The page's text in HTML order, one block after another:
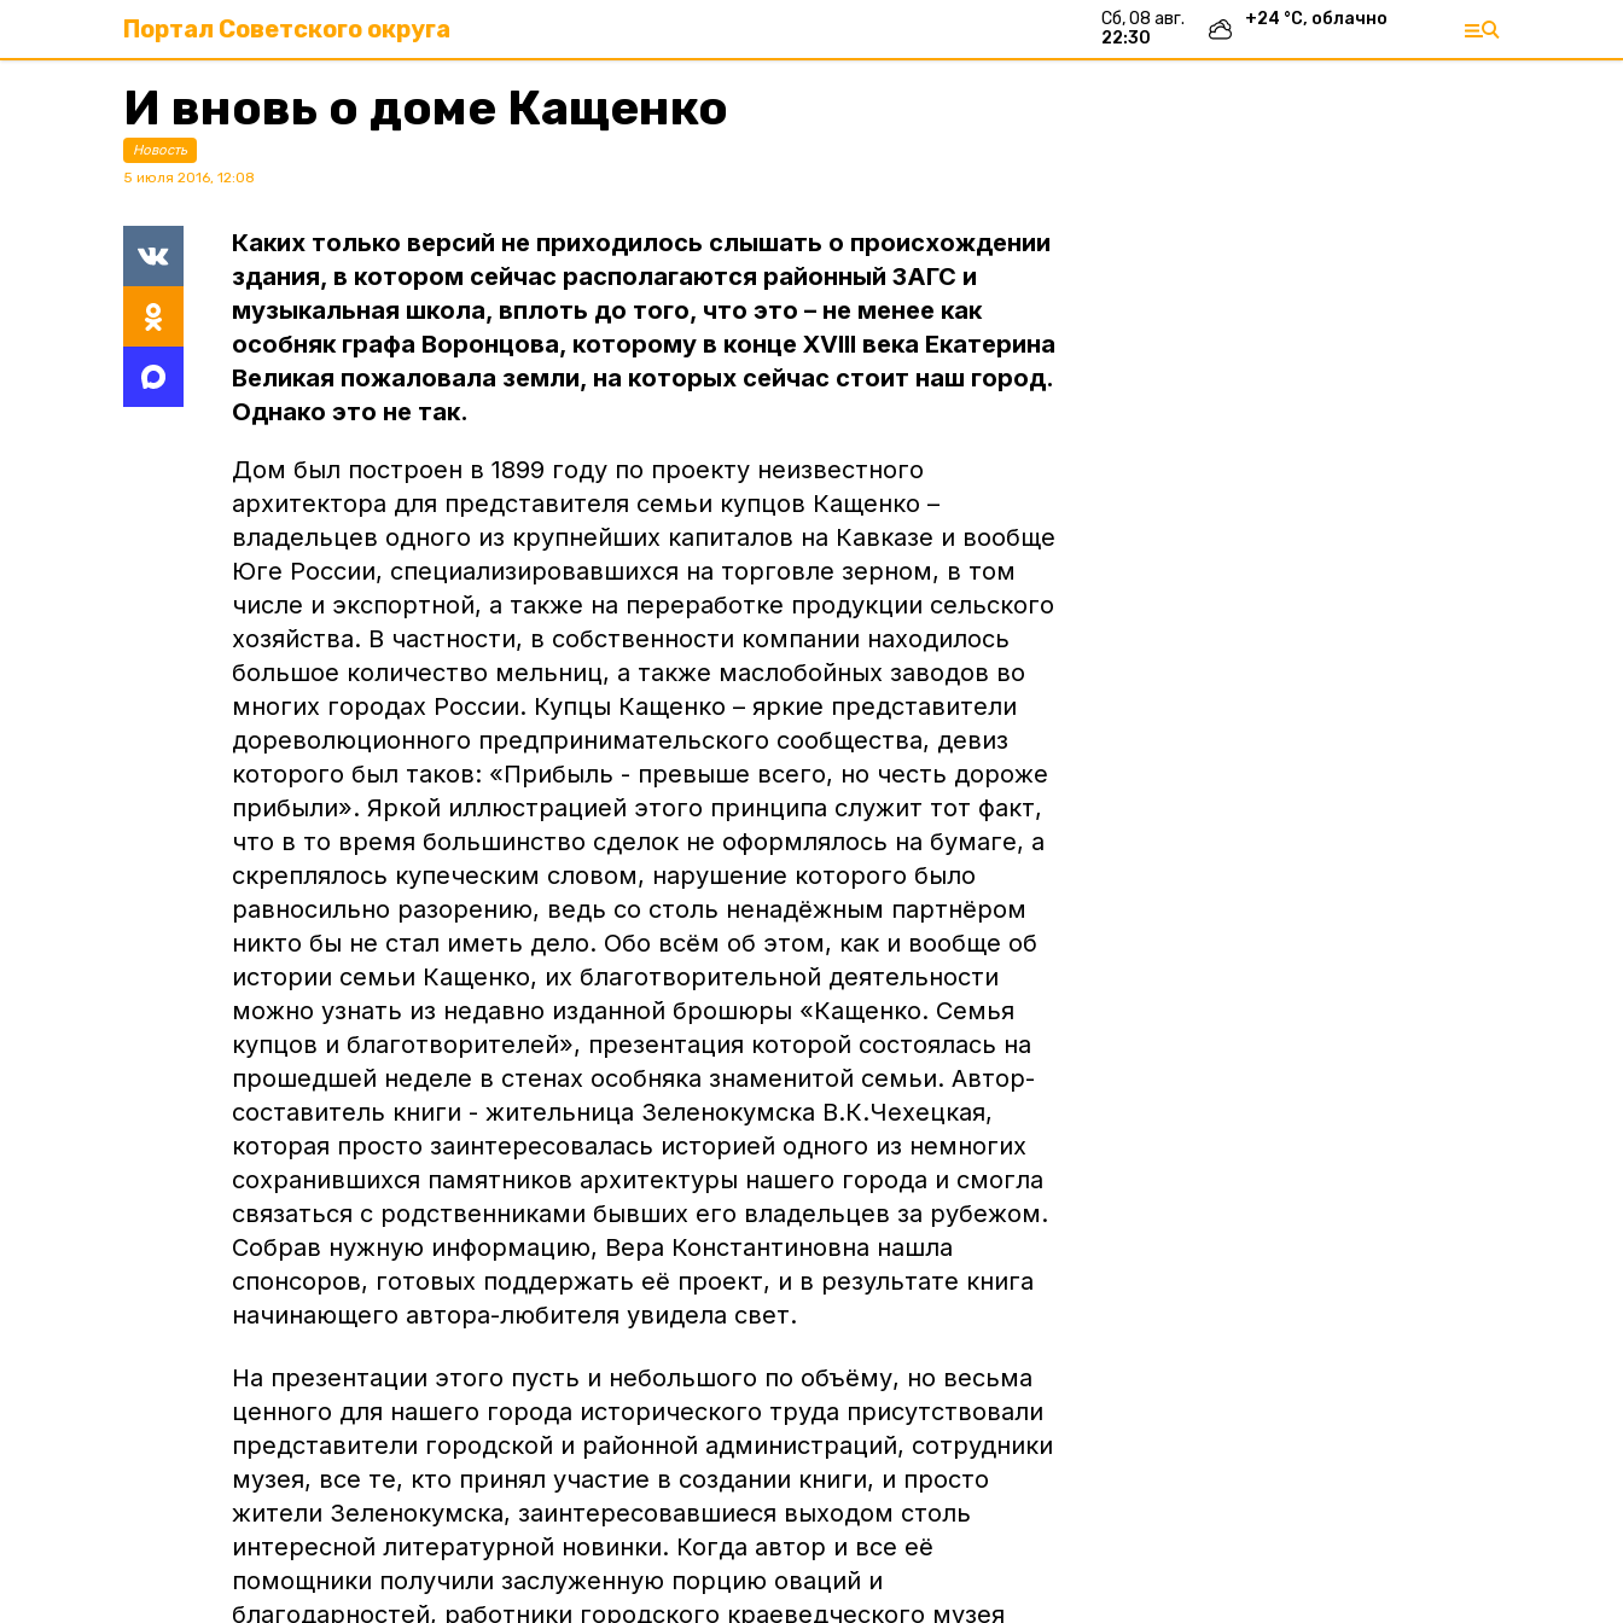
Портал Советского округа
сб, 08 авг.
22:30
+24 °С, облачно
И вновь о доме Кащенко
Новость
5 июля 2016, 12:08
Каких только версий не приходилось слышать о происхождении
здания, в котором сейчас располагаются районный ЗАГС и
музыкальная школа, вплоть до того, что это – не менее как
особняк графа Воронцова, которому в конце XVIII века Екатерина
Великая пожаловала земли, на которых сейчас стоит наш город.
Однако это не так.
Дом был построен в 1899 году по проекту неизвестного
архитектора для представителя семьи купцов Кащенко –
владельцев одного из крупнейших капиталов на Кавказе и вообще
Юге России, специализировавшихся на торговле зерном, в том
числе и экспортной, а также на переработке продукции сельского
хозяйства. В частности, в собственности компании находилось
большое количество мельниц, а также маслобойных заводов во
многих городах России. Купцы Кащенко – яркие представители
дореволюционного предпринимательского сообщества, девиз
которого был таков: «Прибыль - превыше всего, но честь дороже
прибыли». Яркой иллюстрацией этого принципа служит тот факт,
что в то время большинство сделок не оформлялось на бумаге, а
скреплялось купеческим словом, нарушение которого было
равносильно разорению, ведь со столь ненадёжным партнёром
никто бы не стал иметь дело. Обо всём об этом, как и вообще об
истории семьи Кащенко, их благотворительной деятельности
можно узнать из недавно изданной брошюры «Кащенко. Семья
купцов и благотворителей», презентация которой состоялась на
прошедшей неделе в стенах особняка знаменитой семьи. Автор-
составитель книги - жительница Зеленокумска В.К.Чехецкая,
которая просто заинтересовалась историей одного из немногих
сохранившихся памятников архитектуры нашего города и смогла
связаться с родственниками бывших его владельцев за рубежом.
Собрав нужную информацию, Вера Константиновна нашла
спонсоров, готовых поддержать её проект, и в результате книга
начинающего автора-любителя увидела свет.
На презентации этого пусть и небольшого по объёму, но весьма
ценного для нашего города исторического труда присутствовали
представители городской и районной администраций, сотрудники
музея, все те, кто принял участие в создании книги, и просто
жители Зеленокумска, заинтересовавшиеся выходом столь
интересной литературной новинки. Когда автор и все её
помощники получили заслуженную порцию оваций и
благодарностей, работники городского краеведческого музея